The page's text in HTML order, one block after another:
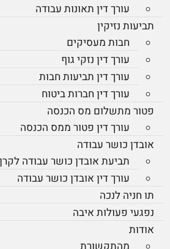
עורך דין תאונות עבודה
תביעות נזיקין
חבות מעסיקים
עורך דין נזקי גוף
עורך דין תביעות חבות
עורך דין חברות ביטוח
פטור מתשלום מס הכנסה
עורך דין פטור ממס הכנסה
אובדן כושר עבודה
תביעת אובדן כושר עבודה
עורך דין אובדן כושר עבודה
תו חניה לנכה
נפגעי פעולות איבה
אודות